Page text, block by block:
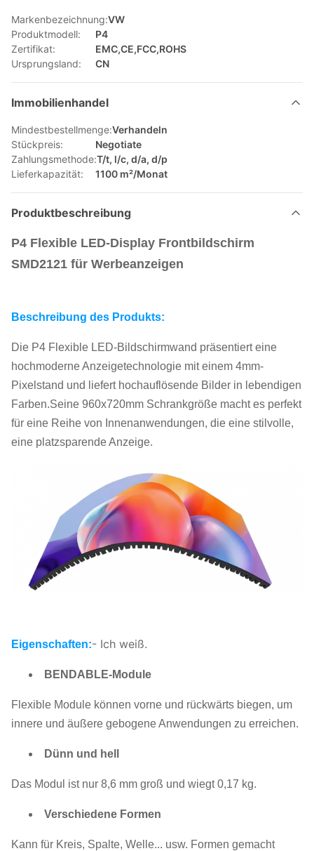
Markenbezeichnung:VW
Produktmodell:
P4
Zertifikat:
EMC,CE,FCC,ROHS
Ursprungsland:
CN
Immobilienhandel
Mindestbestellmenge:Verhandeln
Stückpreis:
Negotiate
Zahlungsmethode:T/t, l/c, d/a, d/p
Lieferkapazität:
1100 m²/Monat
Produktbeschreibung
P4 Flexible LED-Display Frontbildschirm
SMD2121 für Werbeanzeigen
Beschreibung des Produkts:
Die P4 Flexible LED-Bildschirmwand präsentiert eine
hochmoderne Anzeigetechnologie mit einem 4mm-
Pixelstand und liefert hochauflösende Bilder in lebendigen
Farben.Seine 960x720mm Schrankgröße macht es perfekt
für eine Reihe von Innenanwendungen, die eine stilvolle,
eine platzsparende Anzeige.
Eigenschaften:- Ich weiß.
BENDABLE-Module
Flexible Module können vorne und rückwärts biegen, um
innere und äußere gebogene Anwendungen zu erreichen.
Dünn und hell
Das Modul ist nur 8,6 mm groß und wiegt 0,17 kg.
Verschiedene Formen
Kann für Kreis, Spalte, Welle... usw. Formen gemacht